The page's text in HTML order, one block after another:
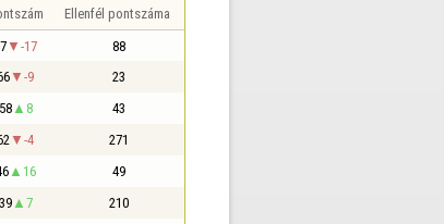
Ellenfél pontszáma
-17 88
-9 23
58 8 43
-4 271
16 49
39 7 210